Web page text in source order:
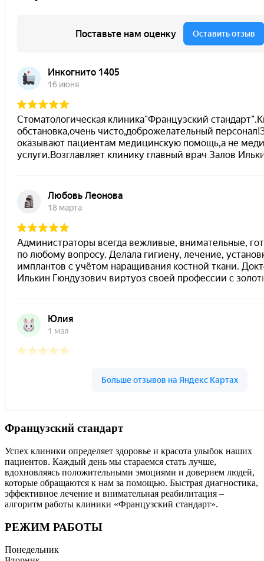
Французский стандарт
Успех клиники определяет здоровье и красота улыбок наших
пациентов. Каждый день мы стараемся стать лучше,
вдохновляясь положительными эмоциями и доверием людей,
которые обращаются к нам за помощью. Быстрая диагностика,
эффективное лечение и внимательная реабилитация –
алгоритм работы клиники «Французский стандарт».
РЕЖИМ РАБОТЫ
Понедельник